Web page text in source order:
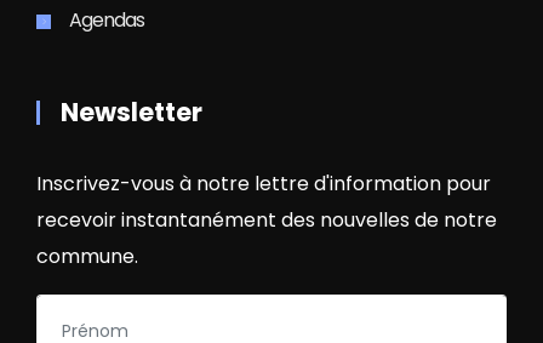
Agendas
Newsletter
Inscrivez-vous à notre lettre d'information pour
recevoir instantanément des nouvelles de notre
commune.